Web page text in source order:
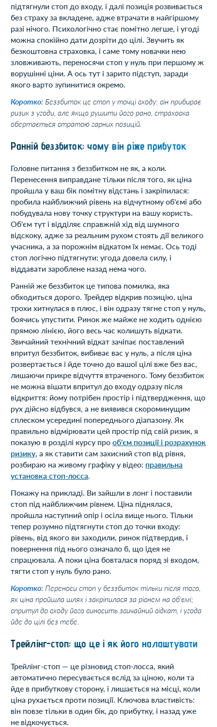
підтягнули стоп до входу, і далі позиція розвивається
без страху за вкладене, адже втрачати в найгіршому
разі нічого. Психологічно стає помітно легше, і угоді
можна спокійно дати дозріти до цілі. Звучить як
безкоштовна страховка, і саме тому новачки нею
зловживають, переносячи стоп у нуль при першому ж
ворушінні ціни. А ось тут і зарито підступ, заради
якого варто зупинитися окремо.
Коротко: Беззбиток це стоп у точці входу: він прибирає
ризик з угоди, але якщо рушити його рано, страховка
обертається втратою гарних позицій.
Ранній беззбиток: чому він ріже прибуток
Головне питання з беззбитком не як, а коли.
Перенесення виправдане тільки після того, як ціна
пройшла у ваш бік помітну відстань і закріпилася:
пробила найближчий рівень на відчутному об'ємі або
побудувала нову точку структури на вашу користь.
Об'єм тут і відділяє справжній хід від шумного
відскоку, адже за реальним рухом стоять дії великого
учасника, а за порожнім відкатом їх немає. Ось тоді
стоп логічно підтягнути: угода довела силу, і
віддавати зароблене назад нема чого.
Ранній же беззбиток це типова помилка, яка
обходиться дорого. Трейдер відкрив позицію, ціна
трохи хитнулася в плюс, і він одразу тягне стоп у нуль,
боячись упустити. Ринок же майже не ходить однією
прямою лінією, його весь час колишуть відкати.
Звичайний технічний відкат зачіпає поставлений
впритул беззбиток, вибиває вас у нуль, а після ціна
розвертається і йде точно до вашої цілі вже без вас,
лишаючи прикре відчуття втраченого. Тому беззбиток
не можна вішати впритул до входу одразу після
відкриття: йому потрібен простір і підтвердження, що
рух дійсно відбувся, а не виявився скороминущим
сплеском усередині попереднього діапазону. Як
правильно відмірювати цей простір під свій ризик, я
показую в розділі курсу прооб'єм позиції і розрахунок
ризику, а як ставити сам захисний стоп від рівня,
розбираю на живому графіку у відео: правильна
установка стоп-лосса.
Покажу на прикладі. Ви зайшли в лонг і поставили
стоп під найближчим рівнем. Ціна піднялася,
пройшла наступний опір і осіла вище нього. Тільки
тепер розумно підтягнути стоп до точки входу:
рівень, від якого ви заходили, ринок підтвердив, і
повернення під нього означало б, що ідея не
спрацювала. А поки ціна бовталася поряд зі входом,
тягти стоп у нуль було рано.
Коротко: Переноси стоп у беззбиток тільки після того,
як ціна пройшла шлях і закріпилася за рівнем на об'ємі;
впритул до входу його виносить звичайний відкат, і угода
йде до цілі без тебе.
Трейлінг-стоп: що це і як його налаштувати
Трейлінг-стоп — це різновид стоп-лосса, який
автоматично пересувається вслід за ціною, коли та
йде в прибуткову сторону, і лишається на місці, коли
ціна рухається проти позиції. Ключова властивість:
він повзе тільки в один бік, до прибутку, і назад уже
не відкочується.